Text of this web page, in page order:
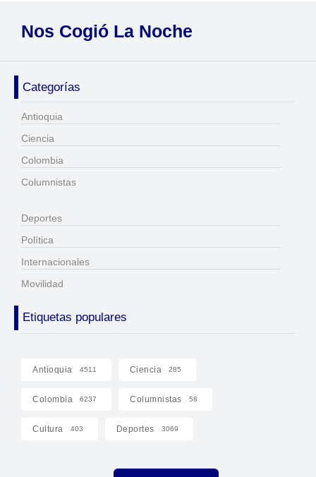
Nos Cogió La Noche
Categorías
Antioquia
Ciencia
Colombia
Columnistas
Deportes
Política
Internacionales
Movilidad
Etiquetas populares
Antioquia 4511 Ciencia 285
Colombia 6237 Columnistas 58
Cultura 403 Deportes 3069